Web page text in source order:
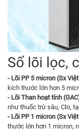
Số lõi lọc,
- Lõi PP 5 micron (Sx
kích thước lớn hơn 5
- Lõi Than hoạt tính
như thuốc trừ sâu, Clo,
- Lõi PP 1 micron (Sx
thước lớn hơn 1 micron,